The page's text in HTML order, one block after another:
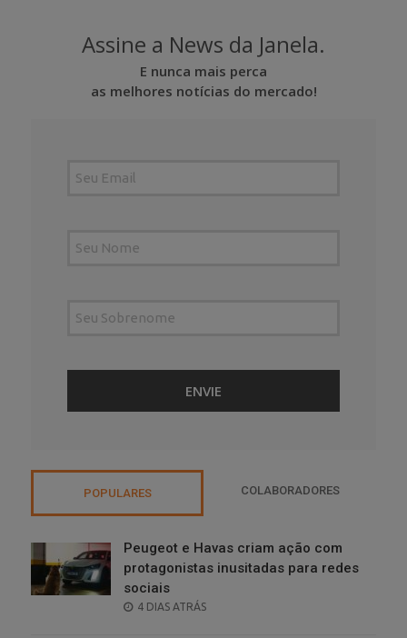
Assine a News da Janela.
E nunca mais perca
as melhores notícias do mercado!
POPULARES COLABORADORES
Peugeot e Havas criam ação com
protagonistas inusitadas para redes
sociais
POSTED
4 DIAS ATRÁS